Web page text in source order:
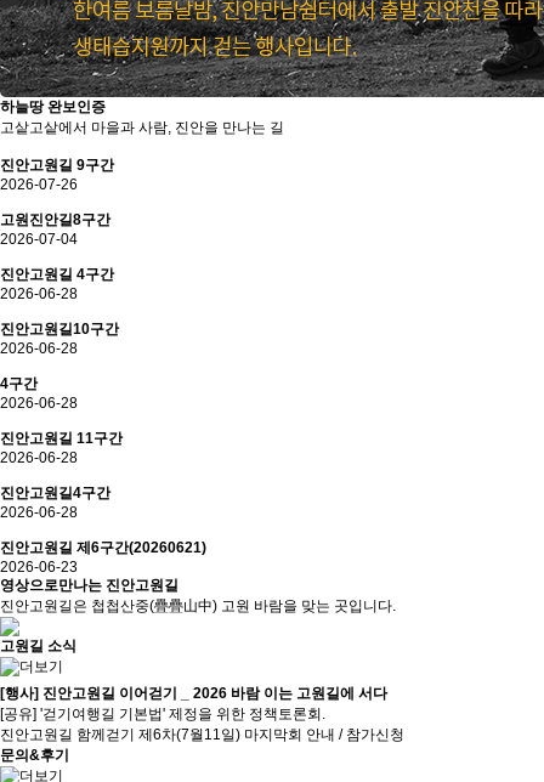
하늘땅완보인증
고샅고샅에서 마을과 사람, 진안을 만나는 길
진안고원길 9구간
2026-07-26
고원진안길8구간
2026-07-04
진안고원길 4구간
2026-06-28
진안고원길10구간
2026-06-28
4구간
2026-06-28
진안고원길 11구간
2026-06-28
진안고원길4구간
2026-06-28
진안고원길 제6구간(20260621)
2026-06-23
영상으로만나는 진안고원길
진안고원길은 첩첩산중(疊疊山中) 고원 바람을 맞는 곳입니다.
고원길 소식
[행사] 진안고원길 이어걷기 _ 2026 바람 이는 고원길에 서다
[공유] '걷기여행길 기본법' 제정을 위한 정책토론회.
진안고원길 함께걷기 제6차(7월11일) 마지막회 안내 / 참가신청
문의&후기